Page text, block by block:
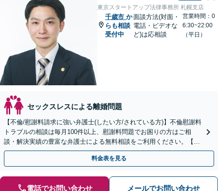
東京スタートアップ法律事務所 札幌支店
千歳市 か
らも相談
受付中
面談方法(対面・
電話・ビデオな
ど)は応相談
営業時間：0
6:30~22:00
（平日）
セックスレスによる離婚問題
【不倫/慰謝料請求に強い弁護士(したい方/されている方)】不倫慰謝料
トラブルの相談は毎月100件以上、慰謝料問題でお困りの方はご相
談・解決実績の豊富な弁護士による無料相談をご利用ください。【不
倫相談は初回0円】【北海道・東北エリア対応】
料金表を見る
電話でお問い合わせ メールでお問い合わせ